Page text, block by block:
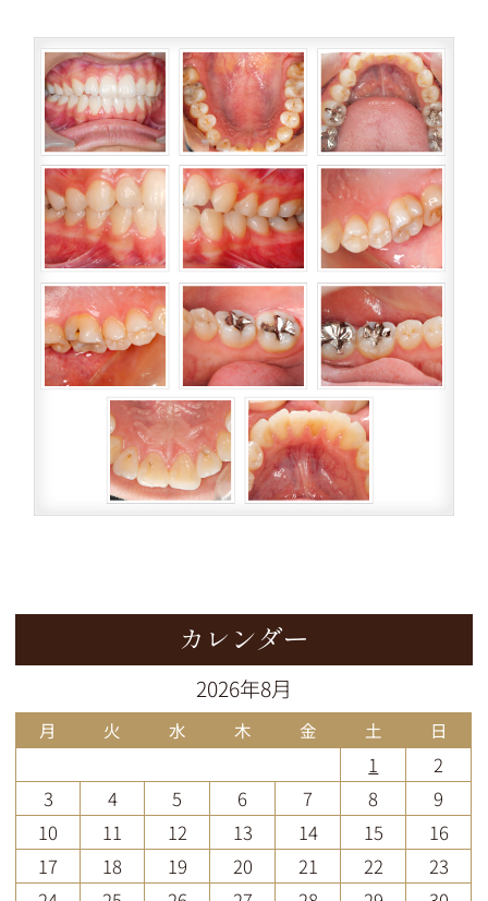
カレンダー
2026年8月
月 火 水 木 金 土 日
1
2
3
4 5 6 7 8
9
10
11 12 13 14 15
16
17
18 19 20 21 22
23